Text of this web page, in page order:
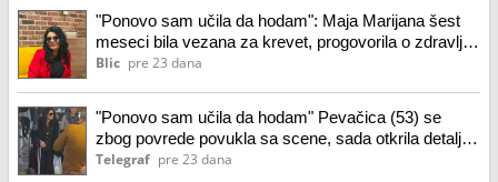
"Ponovo sam učila da hodam": Maja Marijana šest
meseci bila vezana za krevet, progovorila o zdravlju,
bivšim partnerima i cenama na estradi: "Album košta
Blic pre 23 dana
"Ponovo sam učila da hodam" Pevačica (53) se
zbog povrede povukla sa scene, sada otkrila detalje
borbe
Telegraf pre 23 dana